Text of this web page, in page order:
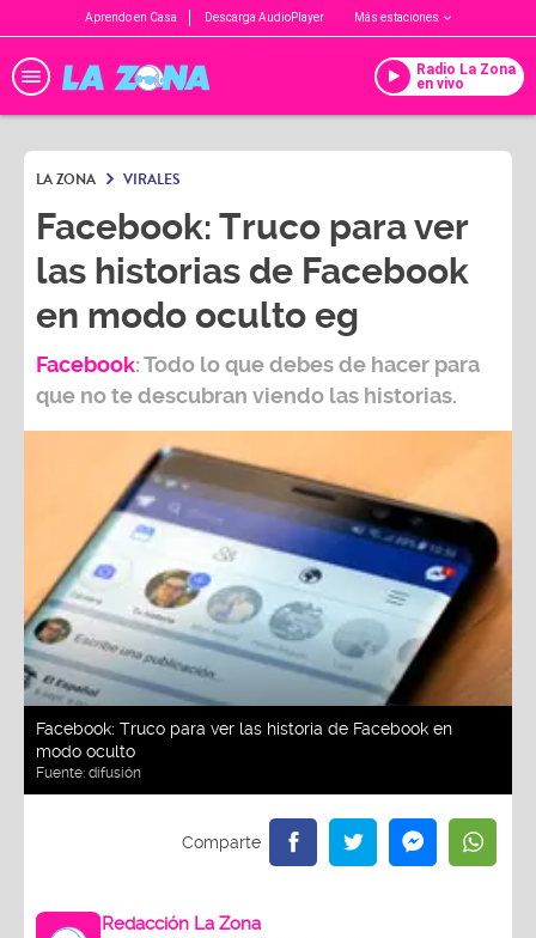
Aprendo en Casa Descarga AudioPlayer Más estaciones
Radio La Zona
en vivo
LA ZONA VIRALES
Facebook: Truco para ver
las historias de Facebook
en modo oculto eg
Facebook: Todo lo que debes de hacer para
que no te descubran viendo las historias.
Facebook: Truco para ver las historia de Facebook en
modo oculto
Fuente: difusión
Redacción La Zona